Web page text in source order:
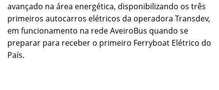
avançado na área energética, disponibilizando os três
primeiros autocarros elétricos da operadora Transdev,
em funcionamento na rede AveiroBus quando se
preparar para receber o primeiro Ferryboat Elétrico do
País.